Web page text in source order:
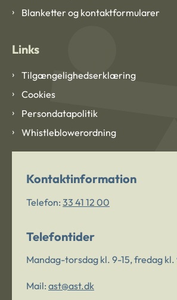
Blanketter og kontaktformularer
Links
Tilgængelighedserklæring
Cookies
Persondatapolitik
Whistleblowerordning
Kontaktinformation
Telefon: 33 41 12 00
Telefontider
Mandag-torsdag kl. 9-15, fredag kl.
Mail: ast@ast.dk